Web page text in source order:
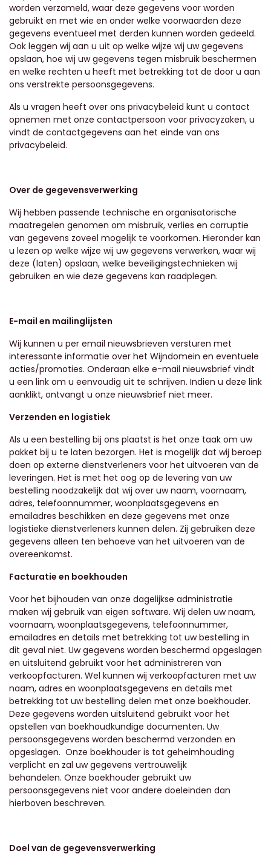
worden verzameld, waar deze gegevens voor worden
gebruikt en met wie en onder welke voorwaarden deze
gegevens eventueel met derden kunnen worden gedeeld.
Ook leggen wij aan u uit op welke wijze wij uw gegevens
opslaan, hoe wij uw gegevens tegen misbruik beschermen
en welke rechten u heeft met betrekking tot de door u aan
ons verstrekte persoonsgegevens.
Als u vragen heeft over ons privacybeleid kunt u contact
opnemen met onze contactpersoon voor privacyzaken, u
vindt de contactgegevens aan het einde van ons
privacybeleid.
Over de gegevensverwerking
Wij hebben passende technische en organisatorische
maatregelen genomen om misbruik, verlies en corruptie
van gegevens zoveel mogelijk te voorkomen. Hieronder kan
u lezen op welke wijze wij uw gegevens verwerken, waar wij
deze (laten) opslaan, welke beveiligingstechnieken wij
gebruiken en wie deze gegevens kan raadplegen.
E-mail en mailinglijsten
Wij kunnen u per email nieuwsbrieven versturen met
interessante informatie over het Wijndomein en eventuele
acties/promoties. Onderaan elke e-mail nieuwsbrief vindt
u een link om u eenvoudig uit te schrijven. Indien u deze link
aanklikt, ontvangt u onze nieuwsbrief niet meer.
Verzenden en logistiek
Als u een bestelling bij ons plaatst is het onze taak om uw
pakket bij u te laten bezorgen. Het is mogelijk dat wij beroep
doen op externe dienstverleners voor het uitvoeren van de
leveringen. Het is met het oog op de levering van uw
bestelling noodzakelijk dat wij over uw naam, voornaam,
adres, telefoonnummer, woonplaatsgegevens en
emailadres beschikken en deze gegevens met onze
logistieke dienstverleners kunnen delen. Zij gebruiken deze
gegevens alleen ten behoeve van het uitvoeren van de
overeenkomst.
Facturatie en boekhouden
Voor het bijhouden van onze dagelijkse administratie
maken wij gebruik van eigen software. Wij delen uw naam,
voornaam, woonplaatsgegevens, telefoonnummer,
emailadres en details met betrekking tot uw bestelling in
dit geval niet. Uw gegevens worden beschermd opgeslagen
en uitsluitend gebruikt voor het administreren van
verkoopfacturen. Wel kunnen wij verkoopfacturen met uw
naam, adres en woonplaatsgegevens en details met
betrekking tot uw bestelling delen met onze boekhouder.
Deze gegevens worden uitsluitend gebruikt voor het
opstellen van boekhoudkundige documenten. Uw
persoonsgegevens worden beschermd verzonden en
opgeslagen. Onze boekhouder is tot geheimhouding
verplicht en zal uw gegevens vertrouwelijk
behandelen. Onze boekhouder gebruikt uw
persoonsgegevens niet voor andere doeleinden dan
hierboven beschreven.
Doel van de gegevensverwerking